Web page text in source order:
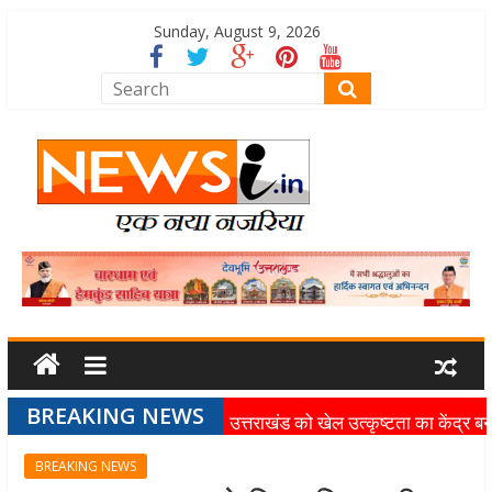
Sunday, August 9, 2026
BREAKING NEWS
उत्तराखंड को खेल उत्कृष्टता का केंद्र
स्पोर्ट्स यूनिवर्सिटी परियोजना
BREAKING NEWS